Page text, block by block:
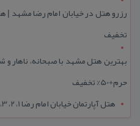
تخفیف
بهترین هتل مشهد با صبحانه، ناهار
حرم+50% تخفیف
هتل آپارتمان خیابان امام رضا 1، 2، 3، 5،8 ،16 | تا 90 % تخفیف